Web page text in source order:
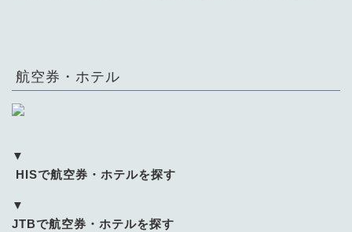
航空券・ホテル
▼
HISで航空券・ホテルを探す
▼
JTBで航空券・ホテルを探す